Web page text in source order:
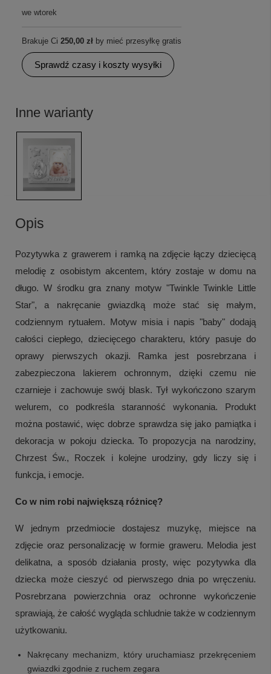
we wtorek
Brakuje Ci 250,00 zł by mieć przesyłkę gratis
Sprawdź czasy i koszty wysyłki
Inne warianty
Opis
Pozytywka z grawerem i ramką na zdjęcie łączy dziecięcą
melodię z osobistym akcentem, który zostaje w domu na
długo. W środku gra znany motyw "Twinkle Twinkle Little
Star", a nakręcanie gwiazdką może stać się małym,
codziennym rytuałem. Motyw misia i napis "baby" dodają
całości ciepłego, dziecięcego charakteru, który pasuje do
oprawy pierwszych okazji. Ramka jest posrebrzana i
zabezpieczona lakierem ochronnym, dzięki czemu nie
czarnieje i zachowuje swój blask. Tył wykończono szarym
welurem, co podkreśla staranność wykonania. Produkt
można postawić, więc dobrze sprawdza się jako pamiątka i
dekoracja w pokoju dziecka. To propozycja na narodziny,
Chrzest Św., Roczek i kolejne urodziny, gdy liczy się i
funkcja, i emocje.
Co w nim robi największą różnicę?
W jednym przedmiocie dostajesz muzykę, miejsce na
zdjęcie oraz personalizację w formie graweru. Melodia jest
delikatna, a sposób działania prosty, więc pozytywka dla
dziecka może cieszyć od pierwszego dnia po wręczeniu.
Posrebrzana powierzchnia oraz ochronne wykończenie
sprawiają, że całość wygląda schludnie także w codziennym
użytkowaniu.
Nakręcany mechanizm, który uruchamiasz przekręceniem
gwiazdki zgodnie z ruchem zegara